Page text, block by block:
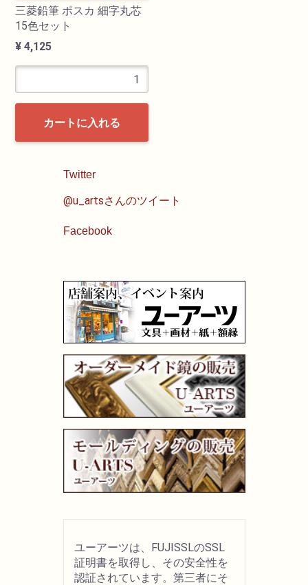
Twitter
@u_artsさんのツイート
Facebook
ユーアーツは、FUJISSLのSSL
証明書を取得し、その安全性を
認証されています。第三者にそ
三菱鉛筆 ポスカ 細字丸芯
15色セット
¥ 4,125
カートに入れる